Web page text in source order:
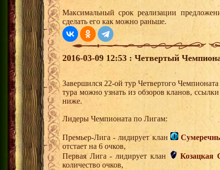
Максимальный срок реализации
сделать его как можно раньше.
2016-03-09 12:53 : Четвертый
Завершился 22-ой тур Четвертого
тура можно узнать из обзоров кланов,
ниже.
Лидеры Чемпионата по Лигам:
Премьер-Лига - лидирует клан
отстает на 6 очков,
Первая Лига - лидирует клан
Козацкая
количество очков,